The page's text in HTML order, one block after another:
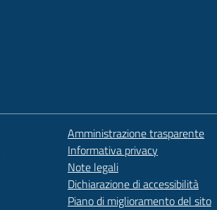
Amministrazione trasparente
Informativa privacy
Note legali
Dichiarazione di accessibilità
Piano di miglioramento del sito